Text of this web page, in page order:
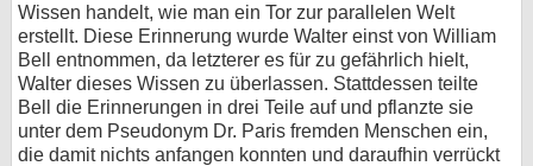
Wissen handelt, wie man ein Tor zur parallelen Welt
erstellt. Diese Erinnerung wurde Walter einst von William
Bell entnommen, da letzterer es für zu gefährlich hielt,
Walter dieses Wissen zu überlassen. Stattdessen teilte
Bell die Erinnerungen in drei Teile auf und pflanzte sie
unter dem Pseudonym Dr. Paris fremden Menschen ein,
die damit nichts anfangen konnten und daraufhin verrückt